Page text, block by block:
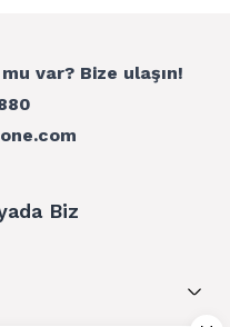
var? Bize ulaşın!
Biz